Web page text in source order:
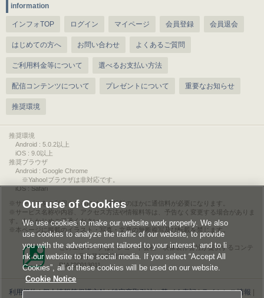
information
インフォTOP ログイン マイページ 会員登録 会員退会
はじめての方へ お問い合わせ よくあるご質問
ご利用料金等について 選べるお支払い方法
配信コンテンツについて プレゼントについて 重要なお知らせ
推奨環境
推奨環境
Android : 5.0.2以上
iOS : 9.0以上
推奨ブラウザ
Android : Google Chrome
※Yahoo!ブラウザは非対応です。
iOS : Safari
サービスをご利用されるには、情報料のほかに通信料が必要になります。
サービス名称や内容、アクセス方法や情報料等は、予告なく変更する場合がありま
す。あらかじめご了承ください。
本ページに掲載のイラスト・写真・文章の無断複写及び転載を禁じます。
このエルマークは、レコード会社・映像製作会社が提供するコンテ
ンツを示す登録商標です。
RIAJ00013011
利用規約|個人情報等保護方針|特定商取引法に基づく表記|ライセンス情報
Our use of Cookies
We use cookies to make our website work properly. We also
use cookies to analyze the traffic of our website, to provide
you with the advertisement tailored to your interest, and to li
nk our website to the social media. If you select “Accept All
Cookies”, all of these cookies will be used on our website.
Cookie Notice